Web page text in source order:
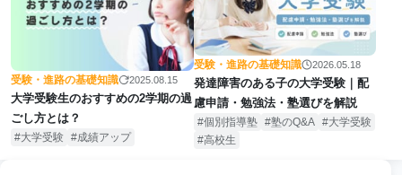
受験・進路の基礎知識 2025.08.15
大学受験生のおすすめの2学期の過
ごし方とは？
大学受験 成績アップ
受験・進路の基礎知識 2026.05.18
発達障害のある子の大学受験｜配
慮申請・勉強法・塾選びを解説
個別指導塾 塾のQ&A
大学受験
高校生